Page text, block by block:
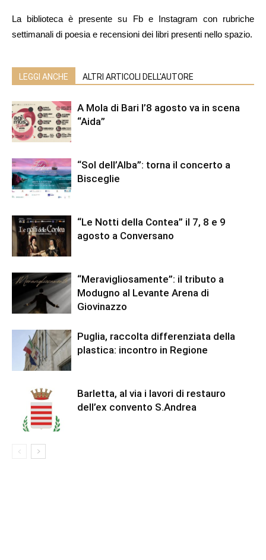
La biblioteca è presente su Fb e Instagram con rubriche
settimanali di poesia e recensioni dei libri presenti nello spazio.
LEGGI ANCHE ALTRI ARTICOLI DELL'AUTORE
A Mola di Bari l’8 agosto va in scena
“Aida”
“Sol dell’Alba”: torna il concerto a
Bisceglie
“Le Notti della Contea” il 7, 8 e 9
agosto a Conversano
“Meravigliosamente”: il tributo a
Modugno al Levante Arena di
Giovinazzo
Puglia, raccolta differenziata della
plastica: incontro in Regione
Barletta, al via i lavori di restauro
dell’ex convento S.Andrea